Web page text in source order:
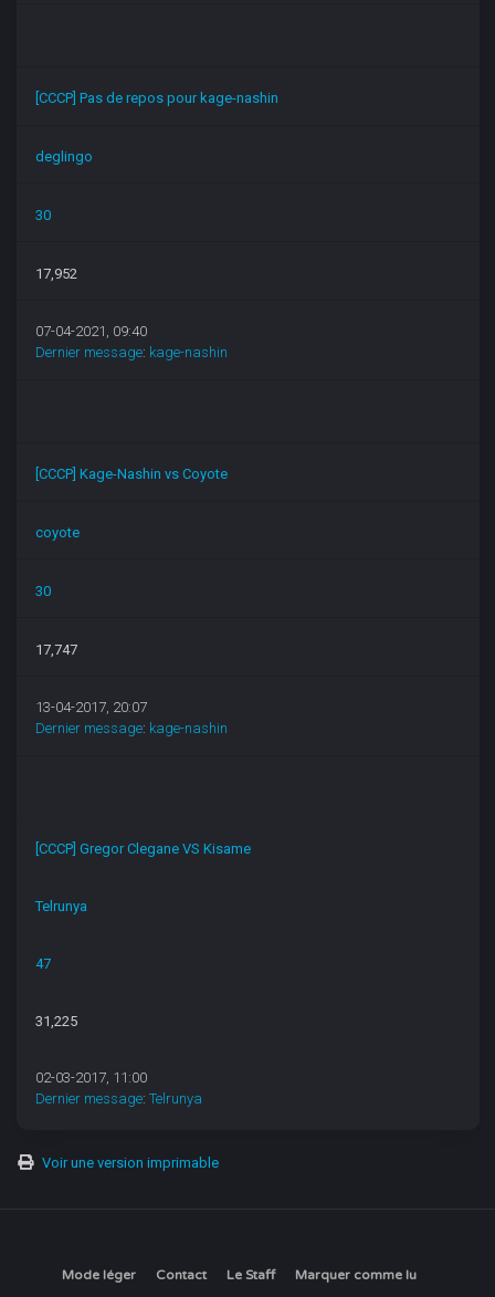
[CCCP] Pas de repos pour kage-nashin
deglingo
30
17,952
07-04-2021, 09:40
Dernier message: kage-nashin
[CCCP] Kage-Nashin vs Coyote
coyote
30
17,747
13-04-2017, 20:07
Dernier message: kage-nashin
[CCCP] Gregor Clegane VS Kisame
Telrunya
47
31,225
02-03-2017, 11:00
Dernier message:Telrunya
Voir une version imprimable
Mode léger Contact Le Staff Marquer comme lu